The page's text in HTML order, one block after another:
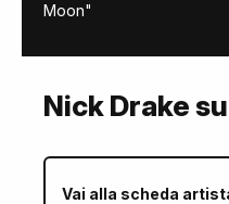
Moon"
Nick Drake
Vai alla scheda